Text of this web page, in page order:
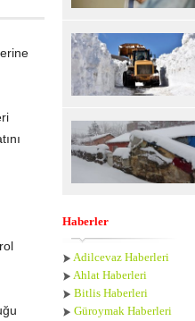
Haberler
Adilcevaz Haberleri
Ahlat Haberleri
Bitlis Haberleri
Güroymak Haberleri